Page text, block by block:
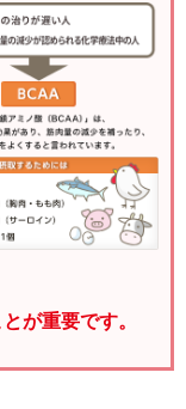
が重要です。